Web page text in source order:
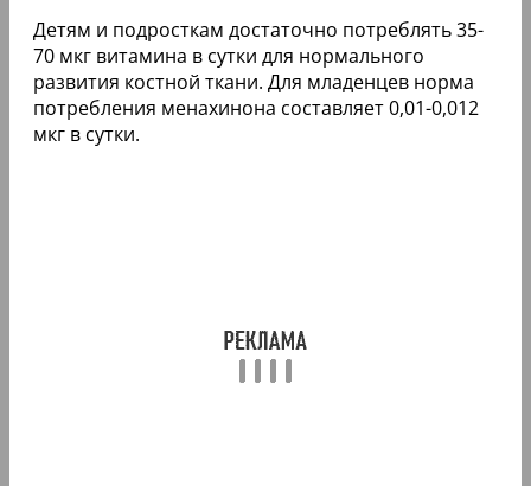
Детям и подросткам достаточно потреблять 35-
70 мкг витамина в сутки для нормального
развития костной ткани. Для младенцев норма
потребления менахинона составляет 0,01-0,012
мкг в сутки.